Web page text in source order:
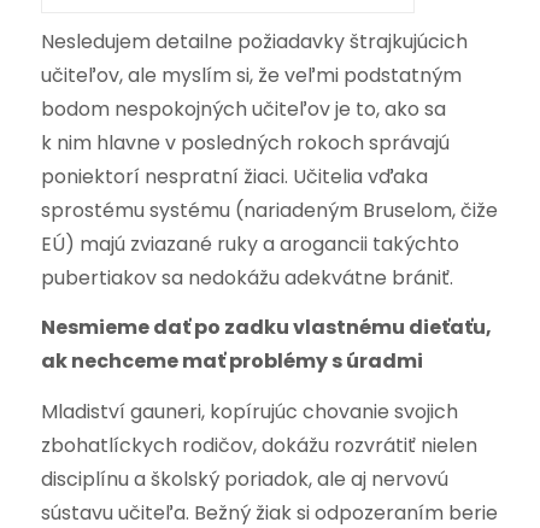
Nesledujem detailne požiadavky štrajkujúcich
učiteľov, ale myslím si, že veľmi podstatným
bodom nespokojných učiteľov je to, ako sa
k nim hlavne v posledných rokoch správajú
poniektorí nespratní žiaci. Učitelia vďaka
sprostému systému (nariadeným Bruselom, čiže
EÚ) majú zviazané ruky a arogancii takýchto
pubertiakov sa nedokážu adekvátne brániť.
Nesmieme dať po zadku vlastnému dieťaťu,
ak nechceme mať problémy s úradmi
Mladiství gauneri, kopírujúc chovanie svojich
zbohatlíckych rodičov, dokážu rozvrátiť nielen
disciplínu a školský poriadok, ale aj nervovú
sústavu učiteľa. Bežný žiak si odpozeraním berie